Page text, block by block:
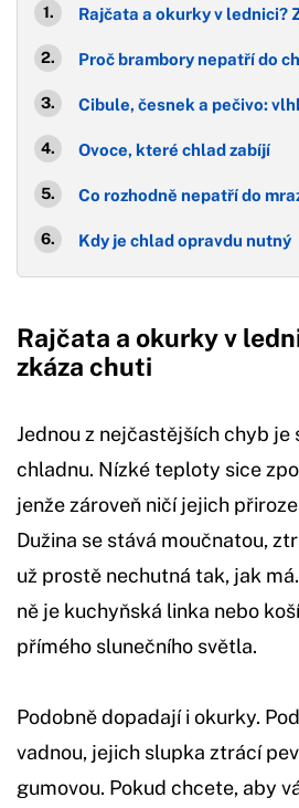
Rajčata a okurky v lednici?
Proč brambory nepatří do
Cibule, česnek a pečivo:
Ovoce, které chlad zabíjí
Co rozhodně nepatří do
Kdy je chlad opravdu nutný
Rajčata a okurky v
zkáza chuti
Jednou z nejčastějších chyb
chladnu. Nízké teploty sice
jenže zároveň ničí jejich
Dužina se stává moučnatou,
už prostě nechutná tak, jak
ně je kuchyňská linka nebo
přímého slunečního světla.
Podobně dopadají i okurky.
vadnou, jejich slupka ztrácí
gumovou. Pokud chcete, aby